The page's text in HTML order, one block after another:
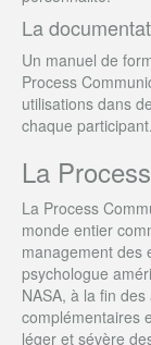
La
Un manuel de
Process
utilisations dans
chaque participant.
La
La Process
monde entier
management des
psychologue
NASA, à la fin
complémentaires
léger et sévère